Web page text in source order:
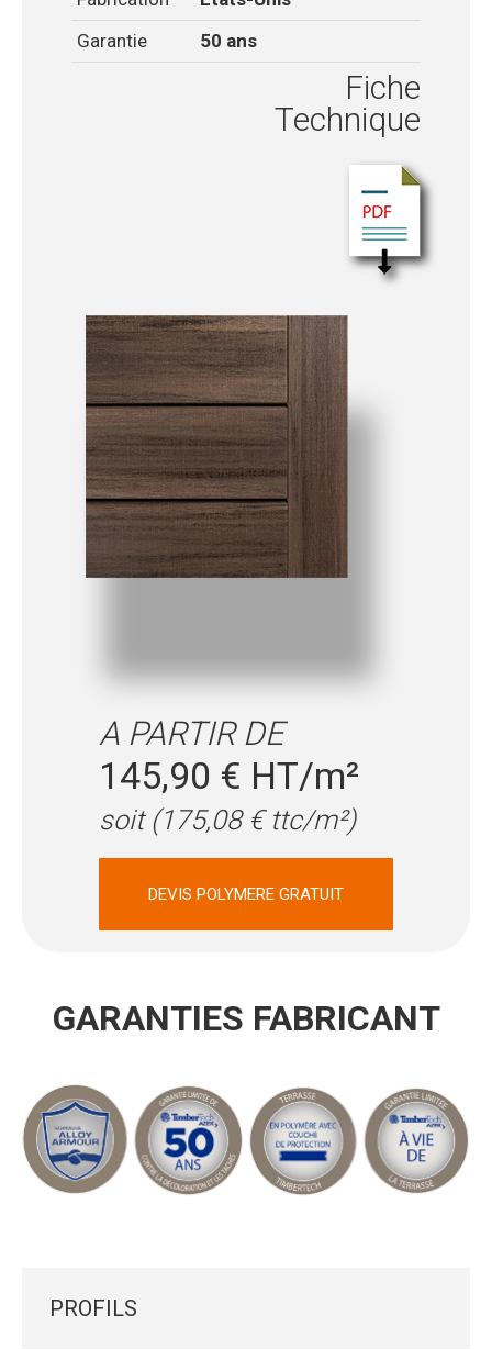
Garantie
50 ans
Fiche
Technique
A PARTIR DE
145,90 € HT/m²
soit (175,08 € ttc/m²)
DEVIS POLYMERE GRATUIT
GARANTIES FABRICANT
PROFILS